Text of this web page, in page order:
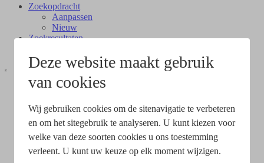
Deze website maakt gebruik
van cookies
Wij gebruiken cookies om de sitenavigatie te verbeteren
en om het sitegebruik te analyseren. U kunt kiezen voor
welke van deze soorten cookies u ons toestemming
verleent. U kunt uw keuze op elk moment wijzigen.
Zoekopdracht
Aanpassen
Nieuw
Zoekresultaten